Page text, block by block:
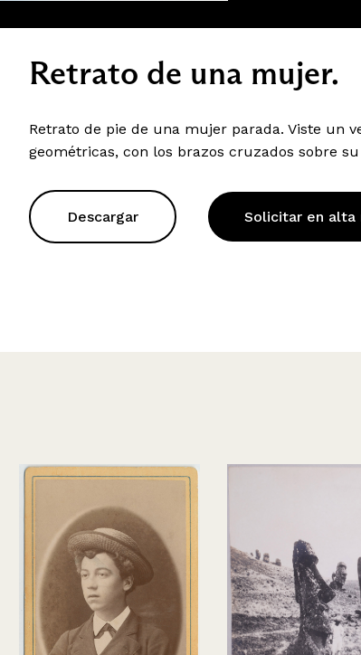
Retrato de una mujer.
Retrato de pie de una mujer parada. Viste un
geométricas, con los brazos cruzados sobre
Descargar Solicitar en alta